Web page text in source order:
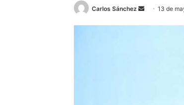
Carlos Sánchez
Send13 de